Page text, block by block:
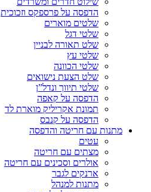
הדפסה על פרספקס וזכוכית
שלטים מוארים
שלטי דגל
שלט תאורה לבניין
שלטי עץ
שלטי הכוונה
שלט הצעת נישואים
שלטי תיווך ונדל”ן
הדפסה על קאפה
תמונת אקריליק מוארת לד
הדפסה על קנבס
מתנות עם חריטה והדפסה
עטים
מצתים עם חריטה
אולרים וסכינים עם חריטה
ארנקים לגבר
מתנות למנהל